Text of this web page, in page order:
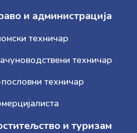
и администрација
техничар
техничар
техничар
и туризам